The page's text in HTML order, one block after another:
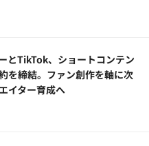
とTikTok、ショートコンテン
を締結。ファン創作を軸に次
イター育成へ